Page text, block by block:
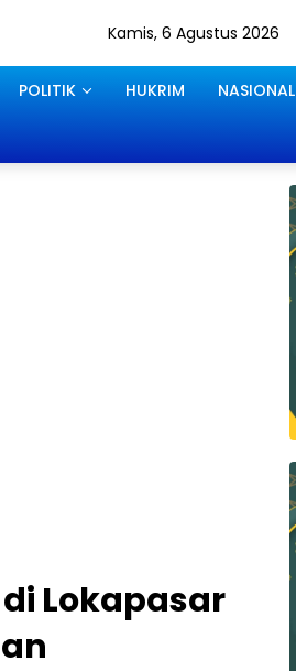
Kamis, 6 Agustus 2026
POLITIK HUKRIM NASIONAL
Lokapasar